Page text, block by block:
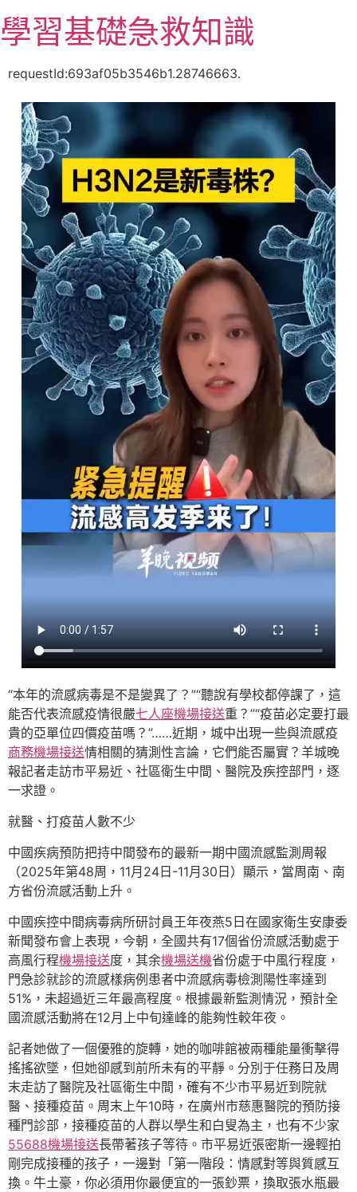
至
主
學習基礎急救知識
requestId:693af05b3546b1.28746663.
“本年的流感病毒是不是變異了？”“聽說有學校都停課了，這
能否代表流感疫情很嚴七人座機場接送重？”“疫苗必定要打最
貴的亞單位四價疫苗嗎？”……近期，城中出現一些與流感疫
商務機場接送情相關的猜測性言論，它們能否屬實？羊城晚
報記者走訪市平易近、社區衛生中間、醫院及疾控部門，逐
一求證。
就醫、打疫苗人數不少
中國疾病預防把持中間發布的最新一期中國流感監測周報
（2025年第48周，11月24日-11月30日）顯示，當周南、南
方省份流感活動上升。
中國疾控中間病毒病所研討員王年夜燕5日在國家衛生安康委
新聞發布會上表現，今朝，全國共有17個省份流感活動處于
高風行程機場接送度，其余機場送機省份處于中風行程度，
門急診就診的流感樣病例患者中流感病毒檢測陽性率達到
51%，未超過近三年最高程度。根據最新監測情況，預計全
國流感活動將在12月上中旬達峰的能夠性較年夜。
記者她做了一個優雅的旋轉，她的咖啡館被兩種能量衝擊得
搖搖欲墜，但她卻感到前所未有的平靜。分別于任務日及周
末走訪了醫院及社區衛生中間，確有不少市平易近到院就
醫、接種疫苗。周末上午10時，在廣州市慈惠醫院的預防接
種門診部，接種疫苗的人群以學生和白叟為主，也有不少家
55688機場接送長帶著孩子等待。市平易近張密斯一邊輕拍
剛完成接種的孩子，一邊對「第一階段：情感對等與質感互
換。牛土豪，你必須用你最便宜的一張鈔票，換取張水瓶最